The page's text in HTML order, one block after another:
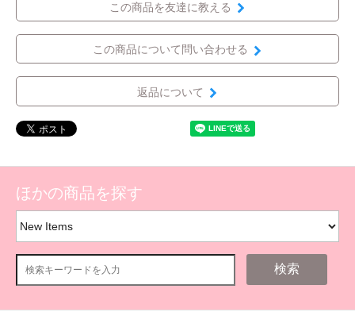
この商品を友達に教える
この商品について問い合わせる
返品について
ほかの商品を探す
検索